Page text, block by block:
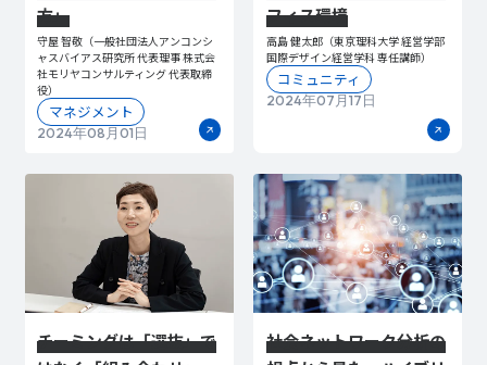
方」
守屋 智敬（一般社団法人アンコンシ
ャスバイアス研究所 代表理事 株式会
社モリヤコンサルティング 代表取締
役）
2024年08月01日
マネジメント
フィス環境
高島 健太郎（東京理科大学 経営学部
国際デザイン経営学科 専任講師）
2024年07月17日
コミュニティ
チーミングは「選抜」で
社会ネットワーク分析の